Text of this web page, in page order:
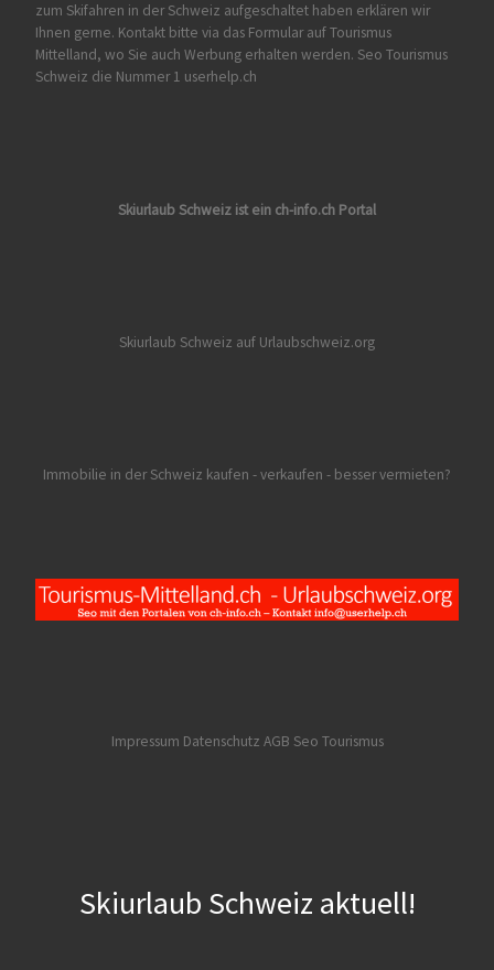
zum Skifahren in der Schweiz aufgeschaltet haben erklären wir
Ihnen gerne. Kontakt bitte via das Formular aufTourismus
Mittelland, wo Sie auch Werbung erhalten werden. Seo Tourismus
Schweiz die Nummer 1 userhelp.ch
Skiurlaub Schweiz ist ein ch-info.ch Portal
Skiurlaub Schweiz auf Urlaubschweiz.org
Immobilie in der Schweiz kaufen - verkaufen - besser vermieten?
Impressum Datenschutz AGB Seo Tourismus
Skiurlaub Schweiz aktuell!